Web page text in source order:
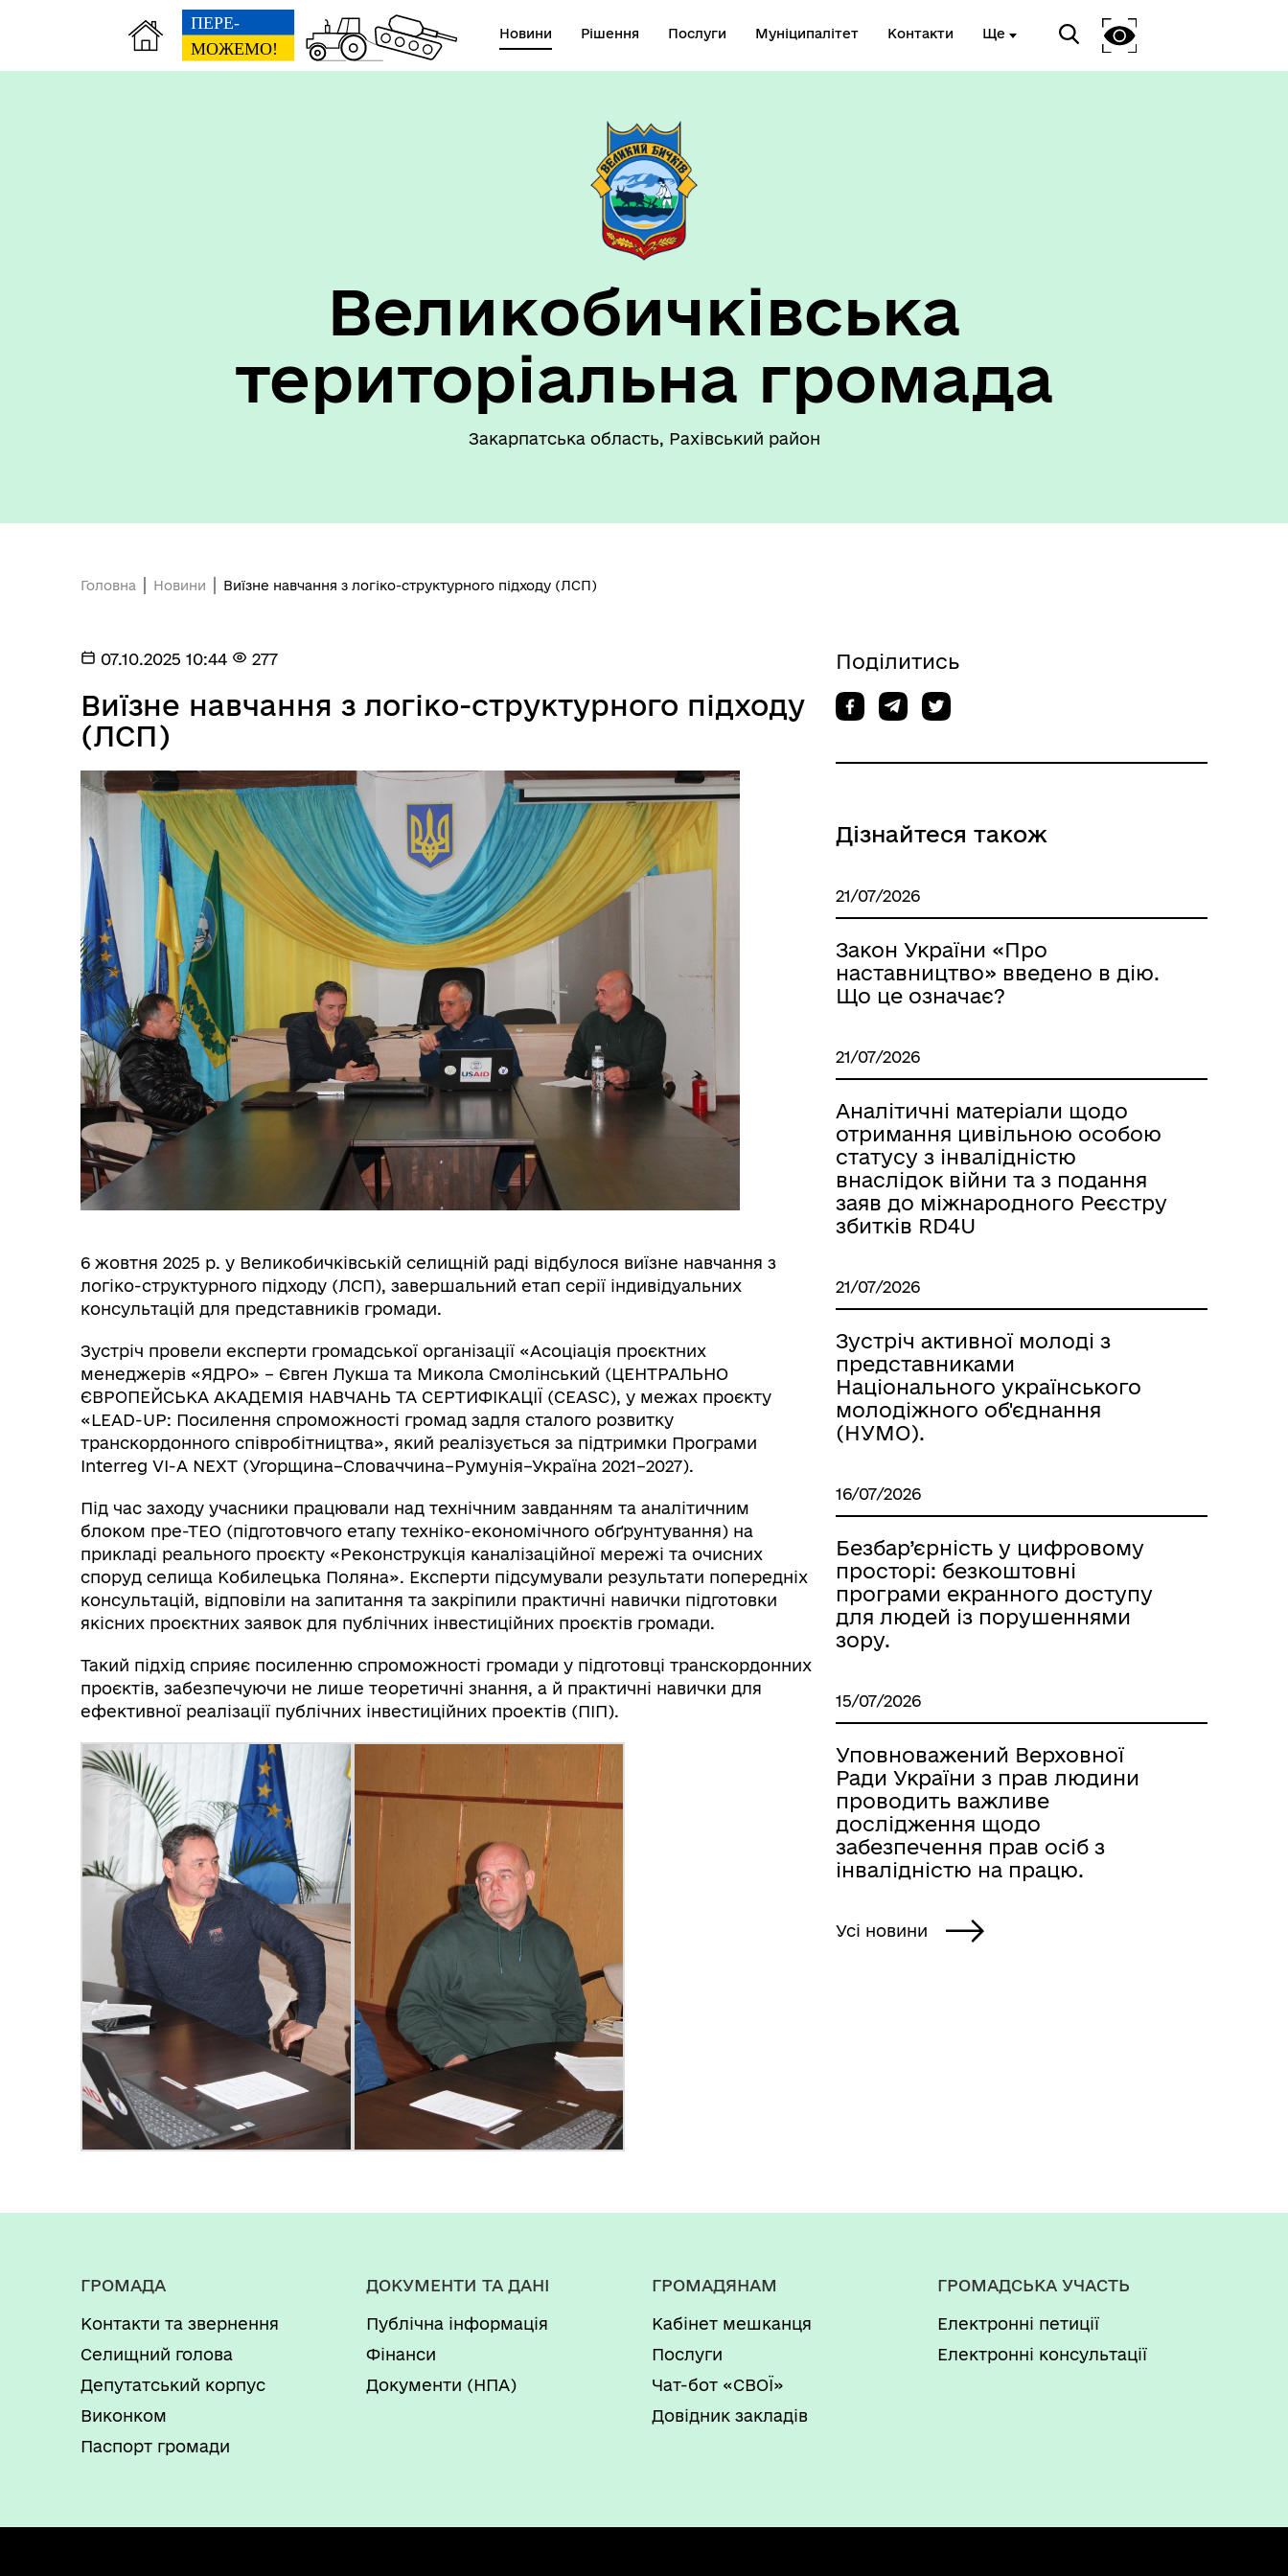
Новини Рішення Послуги Муніципалітет Контакти Ще
установ Великобичківської ТГ
Великобичківська
територіальна громада
Закарпатська область, Рахівський район
Головна Новини Виїзне навчання з логіко-структурного підходу (ЛСП)
07.10.2025 10:44 277
Виїзне навчання з логіко-структурного підходу
(ЛСП)
6 жовтня 2025 р. у Великобичківській селищній раді відбулося виїзне навчання з
логіко-структурного підходу (ЛСП), завершальний етап серії індивідуальних
консультацій для представників громади.
Зустріч провели експерти громадської організації «Асоціація проєктних
менеджерів «ЯДРО» – Євген Лукша та Микола Смолінський (ЦЕНТРАЛЬНО
ЄВРОПЕЙСЬКА АКАДЕМІЯ НАВЧАНЬ ТА СЕРТИФІКАЦІЇ (CEASC), у межах проєкту
«LEAD-UP: Посилення спроможності громад задля сталого розвитку
транскордонного співробітництва», який реалізується за підтримки Програми
Interreg VI-A NEXT (Угорщина–Словаччина–Румунія–Україна 2021–2027).
Під час заходу учасники працювали над технічним завданням та аналітичним
блоком пре-ТЕО (підготовчого етапу техніко-економічного обґрунтування) на
прикладі реального проєкту «Реконструкція каналізаційної мережі та очисних
споруд селища Кобилецька Поляна». Експерти підсумували результати попередніх
консультацій, відповіли на запитання та закріпили практичні навички підготовки
якісних проєктних заявок для публічних інвестиційних проєктів громади.
Такий підхід сприяє посиленню спроможності громади у підготовці транскордонних
проєктів, забезпечуючи не лише теоретичні знання, а й практичні навички для
ефективної реалізації публічних інвестиційних проектів (ПІП).
Поділитись
Дізнайтеся також
21/07/2026
Закон України «Про
наставництво» введено в дію.
Що це означає?
21/07/2026
Аналітичні матеріали щодо
отримання цивільною особою
статусу з інвалідністю
внаслідок війни та з подання
заяв до міжнародного Реєстру
збитків RD4U
21/07/2026
Зустріч активної молоді з
представниками
Національного українського
молодіжного об'єднання
(НУМО).
16/07/2026
Безбар’єрність у цифровому
просторі: безкоштовні
програми екранного доступу
для людей із порушеннями
зору.
15/07/2026
Уповноважений Верховної
Ради України з прав людини
проводить важливе
дослідження щодо
забезпечення прав осіб з
інвалідністю на працю.
Усі новини
ГРОМАДА
Контакти та звернення
Селищний голова
Депутатський корпус
Виконком
Паспорт громади
ДОКУМЕНТИ ТА ДАНІ
Публічна інформація
Фінанси
Документи (НПА)
ГРОМАДЯНАМ
Кабінет мешканця
Послуги
Чат-бот «СВОЇ»
Довідник закладів
ГРОМАДСЬКА УЧАСТЬ
Електронні петиції
Електронні консультації